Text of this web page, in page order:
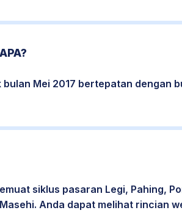
Mei 2017 bertepatan dengan
siklus pasaran Legi, Pahing,
Anda dapat melihat rincian